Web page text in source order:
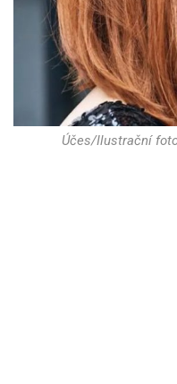
Účes/Ilustrační